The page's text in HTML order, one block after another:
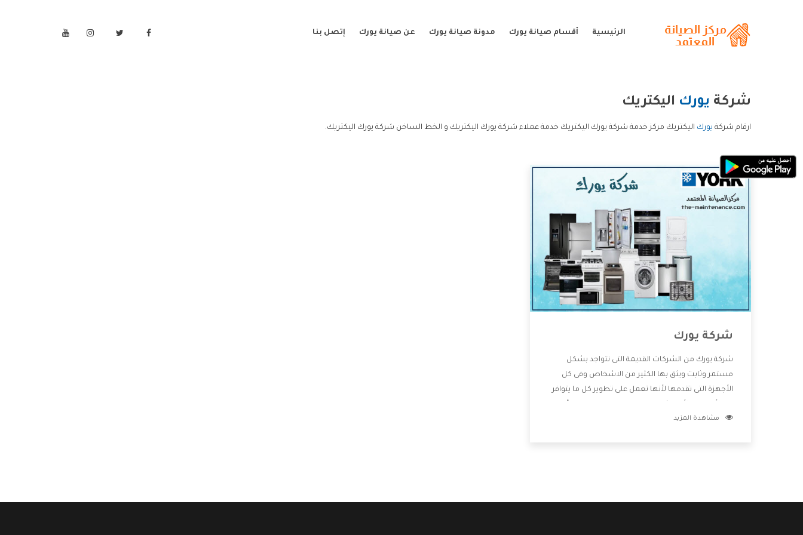
الرئيسية أقسام صيانة يورك مدونة صيانة يورك عن صيانة يورك إتصل بنا
شركة يورك اليكتريك
ارقام شركة يورك اليكتريك مركز خدمة شركة يورك اليكتريك خدمة عملاء شركة يورك اليكتريك و الخط الساخن شركة يورك اليكتريك.
شركة يورك
شركة يورك من الشركات القديمة التى تتواجد بشكل
مستمر وثابت ويثق بها الكثير من الاشخاص وفى كل
الأجهزة التى تقدمها لأنها تعمل على تطوير كل ما يتوافر
خدمات ما بعد البيع مع المنتجات وتقدم للعملاء أقوى
مشاهدة المزيد